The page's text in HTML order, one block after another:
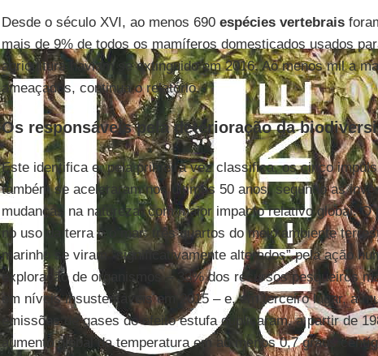
Desde o século XVI, ao menos 690 espécies vertebrais
mais de 9% de todos os mamíferos domesticados usados
agricultura haviam se extinguido em 2016. Ao menos mil a
ameaçados, continua o relatório.
Os responsáveis pela deterioração da
Este identifica e, pela primeira vez classifica, os cinco
também se aceleraram nos últimos 50 anos, segundo as
mudanças na natureza, com maior impacto relativo global. O
no uso da terra e o mar: três quartos do meio ambiente
marinho se viram “significativamente alterados” pela ação
exploração de organismos – 33% dos recursos pesqueiros
em níveis insustentáveis em 2015 – e, em terceiro lugar, a
emissões de gases do efeito estufa duplicaram, a partir de
aumento global da temperatura em ao menos 0,7 graus